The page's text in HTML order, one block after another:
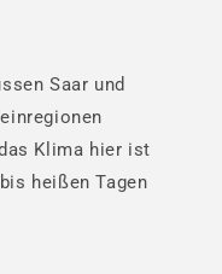
Saar und
Klima hier ist
heißen Tagen